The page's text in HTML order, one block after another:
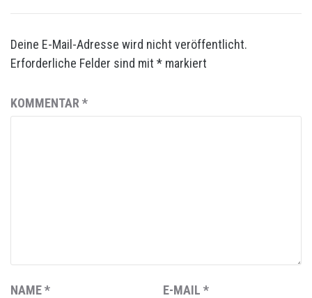
Deine E-Mail-Adresse wird nicht veröffentlicht.
Erforderliche Felder sind mit * markiert
KOMMENTAR *
NAME* E-MAIL *